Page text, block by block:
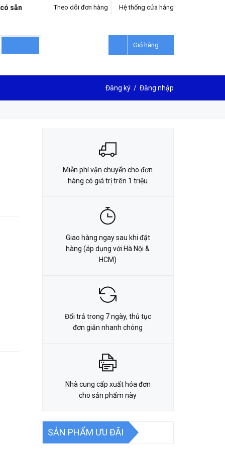
sẵn Hệ thống cửa hàng
Theo dõi đơn hàng
Giỏ hàng
Đăng ký / Đăng nhập
LIÊN HỆ ĐẶT HÀNG
Miễn phí vận chuyển cho đơn
hàng có giá trị trên 1 triệu
Giao hàng ngay sau khi đặt
hàng (áp dụng với Hà Nội &
HCM)
Đổi trả trong 7 ngày, thủ tục
đơn giản nhanh chóng
Nhà cung cấp xuất hóa đơn
cho sản phẩm này
SẢN PHẨM ƯU ĐÃI